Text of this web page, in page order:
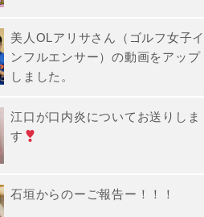
美人OLアリサさん（ゴルフ女子イ
ンフルエンサー）の動画をアップ
しました。
江口が口内炎についてお送りしま
す
石垣からのーご報告ー！！！